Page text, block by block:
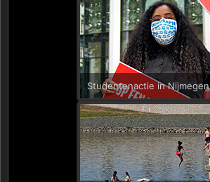
Studentenactie in Nijmegen